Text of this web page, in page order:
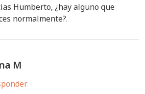
Humberto, ¿hay alguno que
normalmente?.
M